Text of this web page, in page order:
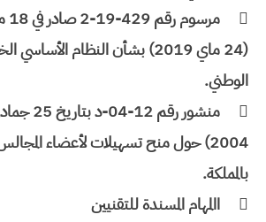

(24 ماي 2019) بشأن النظام
الوطني.

2004) حول منح تسهيلات لأعضاء
بالمملكة.

االمهام المسندة للتقنيين